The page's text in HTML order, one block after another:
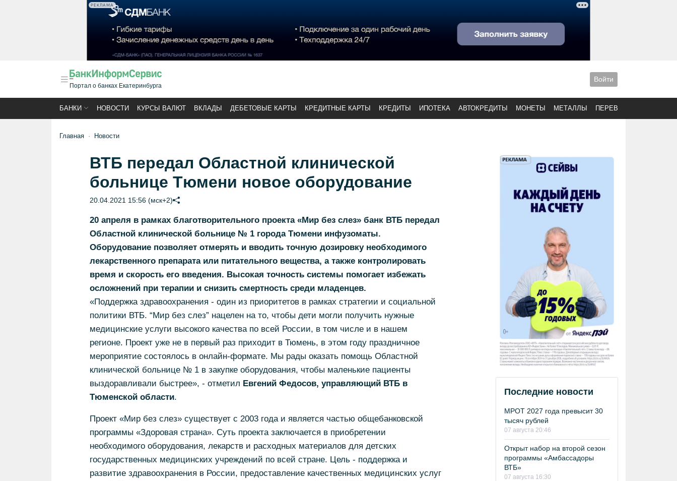
РЕКЛАМА
Портал о банках Екатеринбурга
Войти
БАНКИ НОВОСТИ КУРСЫ ВАЛЮТ ВКЛАДЫ ДЕБЕТОВЫЕ КАРТЫ КРЕДИТНЫЕ КАРТЫ КРЕДИТЫ ИПОТЕКА АВТОКРЕДИТЫ МОНЕТЫ МЕТАЛЛЫ ПЕРЕВОДЫ
Главная Новости
ВТБ передал Областной клинической
больнице Тюмени новое оборудование
20.04.2021 15:56 (мск+2)
20 апреля в рамках благотворительного проекта «Мир без слез» банк ВТБ передал
Областной клинической больнице № 1 города Тюмени инфузоматы.
Оборудование позволяет отмерять и вводить точную дозировку необходимого
лекарственного препарата или питательного вещества, а также контролировать
время и скорость его введения. Высокая точность системы помогает избежать
осложнений при терапии и снизить смертность среди младенцев.
«Поддержка здравоохранения - один из приоритетов в рамках стратегии и социальной
политики ВТБ. “Мир без слез” нацелен на то, чтобы дети могли получить нужные
медицинские услуги высокого качества по всей России, в том числе и в нашем
регионе. Проект уже не в первый раз приходит в Тюмень, в этом году праздничное
мероприятие состоялось в онлайн-формате. Мы рады оказать помощь Областной
клинической больнице № 1 в закупке оборудования, чтобы маленькие пациенты
выздоравливали быстрее», - отметил Евгений Федосов, управляющий ВТБ в
Тюменской области.
Проект «Мир без слез» существует с 2003 года и является частью общебанковской
программы «Здоровая страна». Суть проекта заключается в приобретении
необходимого оборудования, лекарств и расходных материалов для детских
государственных медицинских учреждений по всей стране. Цель - поддержка и
развитие здравоохранения в России, предоставление качественных медицинских услуг
Последние новости
МРОТ 2027 года превысит 30
тысяч рублей
07 августа 20:46
Открыт набор на второй сезон
программы «Амбассадоры
ВТБ»
07 августа 16:30